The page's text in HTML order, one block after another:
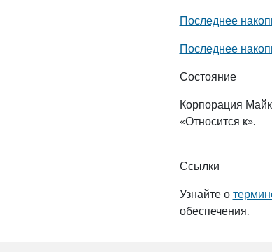
Последнее
Последнее
Состояние
Корпорация
«Относится к».
Ссылки
Узнайте о
обеспечения.